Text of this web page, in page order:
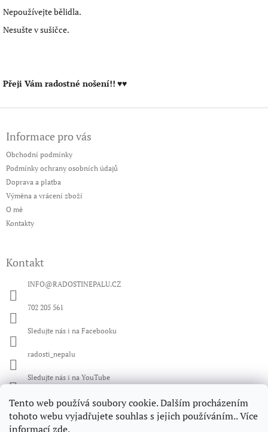
Tento web používá soubory cookie. Dalším procházením
tohoto webu vyjadřujete souhlas s jejich používáním.. Více
informací zde.
Nepoužívejte bělidla.
Nesušte v sušičce.
Přeji Vám radostné nošení!! ♥♥
Informace pro vás
Obchodní podmínky
Podmínky ochrany osobních údajů
Doprava a platba
Výměna a vrácení zboží
O mě
Kontakty
Kontakt
INFO@RADOSTINEPALU.CZ
702 205 561
Sledujte nás i na Facebooku
radosti_nepalu
Sledujte nás i na YouTube
Facebook